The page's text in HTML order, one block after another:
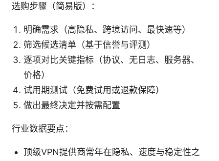
选购步骤（简易版）：
明确需求（高隐私、跨境访问、最快速等）
筛选候选清单（基于信誉与评测）
逐项对比关键指标（协议、无日志、服务器、
价格）
试用期测试（免费试用或退款保障）
做出最终决定并按需配置
行业数据要点：
顶级VPN提供商常年在隐私、速度与稳定性之